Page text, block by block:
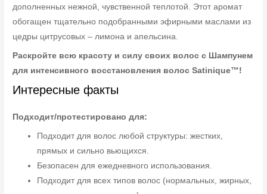
дополненных нежной, чувственной теплотой. Этот аромат
обогащен тщательно подобранными эфирными маслами из
цедры цитрусовых – лимона и апельсина.
Раскройте всю красоту и силу своих волос с Шампунем
для интенсивного восстановления волос Satinique™!
Интересные факты
Подходит/протестировано для:
Подходит для волос любой структуры: жестких,
прямых и сильно вьющихся.
Безопасен для ежедневного использования.
Подходит для всех типов волос (нормальных, жирных,